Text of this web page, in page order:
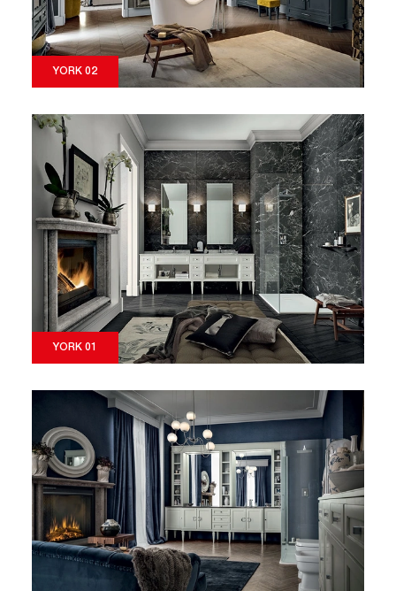
YORK 02
YORK 01